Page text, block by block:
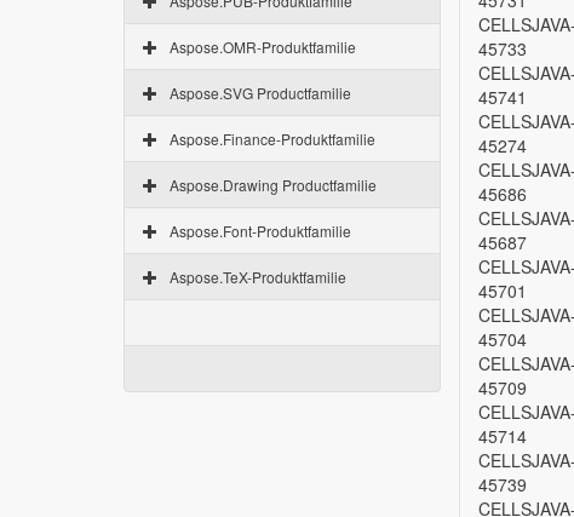
Aspose.OMR-Produktfamilie
Aspose.SVG Productfamilie
Aspose.Finance-Produktfamilie
Aspose.Drawing Productfamilie
Aspose.Font-Produktfamilie
Aspose.TeX-Produktfamilie
CELLSJAVA-
45733
CELLSJAVA-
45741
CELLSJAVA-
45274
CELLSJAVA-
45686
CELLSJAVA-
45687
CELLSJAVA-
45701
CELLSJAVA-
45704
CELLSJAVA-
45709
CELLSJAVA-
45714
CELLSJAVA-
45739
CELLSJAVA-